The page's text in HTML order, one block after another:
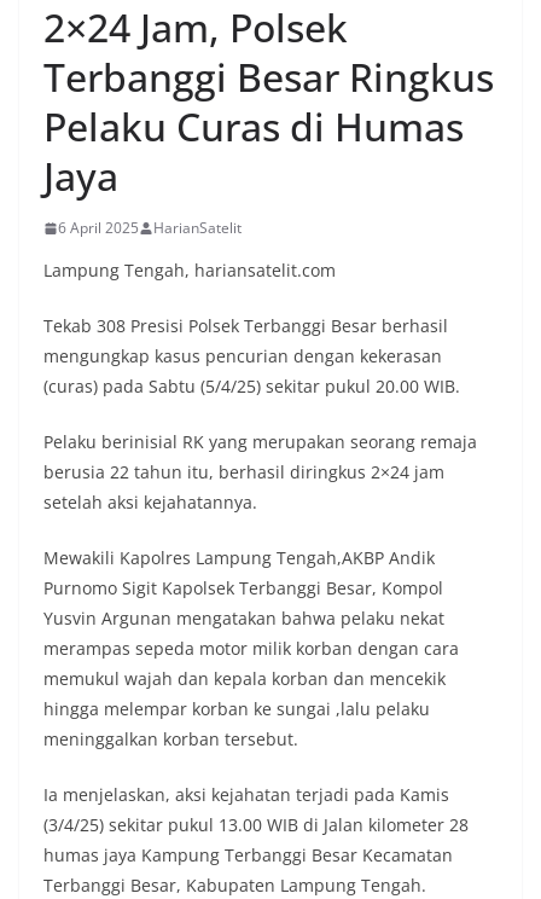
2×24 Jam, Polsek
Terbanggi Besar Ringkus
Pelaku Curas di Humas
Jaya
6 April 2025 HarianSatelit
Lampung Tengah, hariansatelit.com
Tekab 308 Presisi Polsek Terbanggi Besar berhasil
mengungkap kasus pencurian dengan kekerasan
(curas) pada Sabtu (5/4/25) sekitar pukul 20.00 WIB.
Pelaku berinisial RK yang merupakan seorang remaja
berusia 22 tahun itu, berhasil diringkus 2×24 jam
setelah aksi kejahatannya.
Mewakili Kapolres Lampung Tengah,AKBP Andik
Purnomo Sigit Kapolsek Terbanggi Besar, Kompol
Yusvin Argunan mengatakan bahwa pelaku nekat
merampas sepeda motor milik korban dengan cara
memukul wajah dan kepala korban dan mencekik
hingga melempar korban ke sungai ,lalu pelaku
meninggalkan korban tersebut.
Ia menjelaskan, aksi kejahatan terjadi pada Kamis
(3/4/25) sekitar pukul 13.00 WIB di Jalan kilometer 28
humas jaya Kampung Terbanggi Besar Kecamatan
Terbanggi Besar, Kabupaten Lampung Tengah.